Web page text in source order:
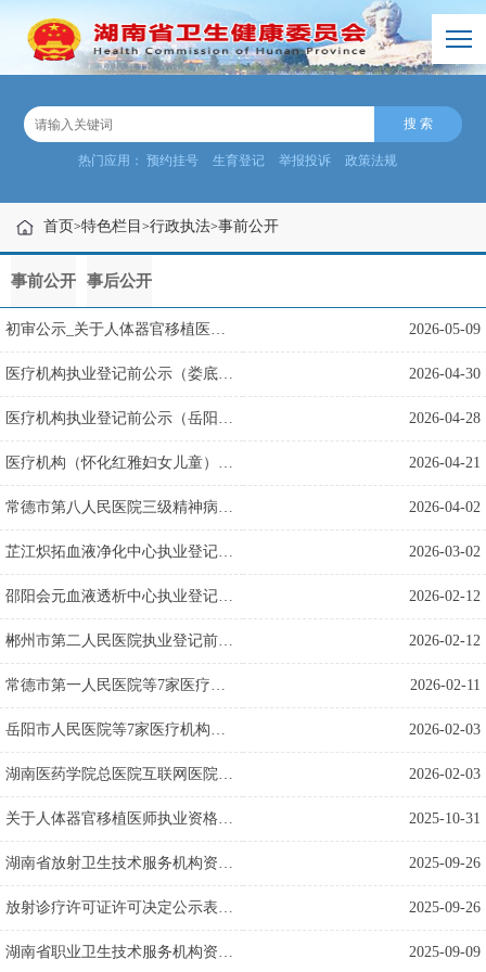
热门应用： 预约挂号 生育登记 举报投诉 政策法规
首页>特色栏目 >行政执法>事前公开
事前公开 事后公开
初审公示_关于人体器官移植医师执业资格认定结果的公示 2026-05-09
医疗机构执业登记前公示（娄底市荣军优抚医院） 2026-04-30
医疗机构执业登记前公示（岳阳市第五人民医院） 2026-04-28
医疗机构（怀化红雅妇女儿童）注销前公示 2026-04-21
常德市第八人民医院三级精神病医院机构执业登记前公示 2026-04-02
芷江炽拓血液净化中心执业登记前公示 2026-03-02
邵阳会元血液透析中心执业登记前公示 2026-02-12
郴州市第二人民医院执业登记前公示 2026-02-12
常德市第一人民医院等7家医疗机构行政许可情况公告 2026-02-11
岳阳市人民医院等7家医疗机构行政许可情况公告 2026-02-03
湖南医药学院总医院互联网医院执业登记行政许可情况公示表 2026-02-03
关于人体器官移植医师执业资格认定结果的公示 2025-10-31
湖南省放射卫生技术服务机构资质证书许可决定公示表（2025年9月第一批） 2025-09-26
放射诊疗许可证许可决定公示表（2025年9月第二批） 2025-09-26
湖南省职业卫生技术服务机构资质证书许可决定公示表（2025年9月第一批） 2025-09-09